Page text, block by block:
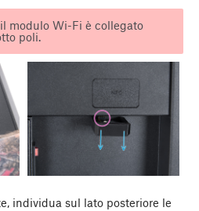
modulo Wi-Fi è collegato
poli.
individua sul lato posteriore le